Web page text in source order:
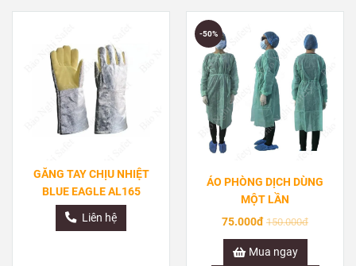
GĂNG TAY CHỊU NHIỆT
BLUE EAGLE AL165
Liên hệ
ÁO PHÒNG DỊCH DÙNG
MỘT LẦN
75.000đ 150.000đ
-50%
Mua ngay